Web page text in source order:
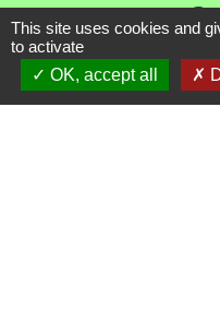
Mairie
Chef-lieu -
This site uses cookies and
to activate
OK, accept all